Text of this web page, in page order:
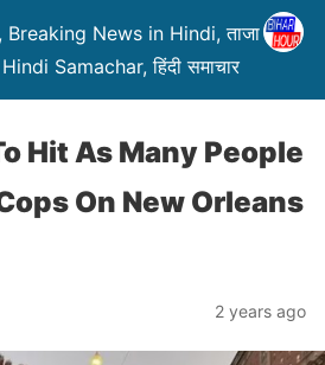
News in Hindi, ताजा ख़बरें,
Samachar, हिंदी समाचार
Hit As Many People
On New Orleans
2 years ago